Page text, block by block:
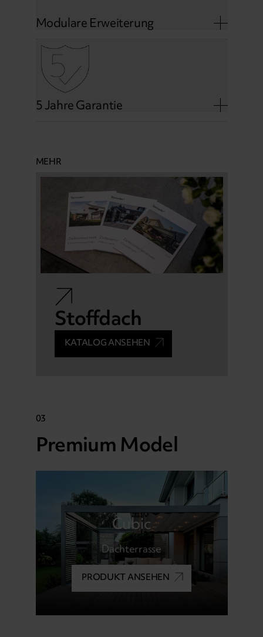
Modulare Erweiterung
5 Jahre Garantie
MEHR
Stoffdach
KATALOG ANSEHEN
03
Premium Model
Cubic
Dachterrasse
PRODUKT ANSEHEN